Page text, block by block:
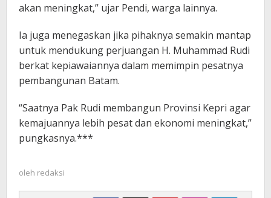
akan meningkat,” ujar Pendi, warga lainnya.
Ia juga menegaskan jika pihaknya semakin mantap
untuk mendukung perjuangan H. Muhammad Rudi
berkat kepiawaiannya dalam memimpin pesatnya
pembangunan Batam.
“Saatnya Pak Rudi membangun Provinsi Kepri agar
kemajuannya lebih pesat dan ekonomi meningkat,”
pungkasnya.***
oleh redaksi